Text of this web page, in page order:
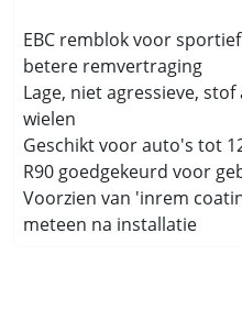
EBC remblok voor
betere remvertraging
Lage, niet agressieve,
wielen
Geschikt voor auto's tot
R90 goedgekeurd voor
Voorzien van 'inrem
meteen na installatie